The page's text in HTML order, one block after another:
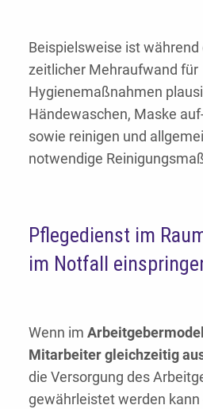
Beispielsweise ist während
zeitlicher Mehraufwand für
Hygienemaßnahmen
Händewaschen, Maske
sowie reinigen und
notwendige
Pflegedienst im
im Notfall
Wenn im
Mitarbeiter gleichzeitig
die Versorgung des
gewährleistet werden kann